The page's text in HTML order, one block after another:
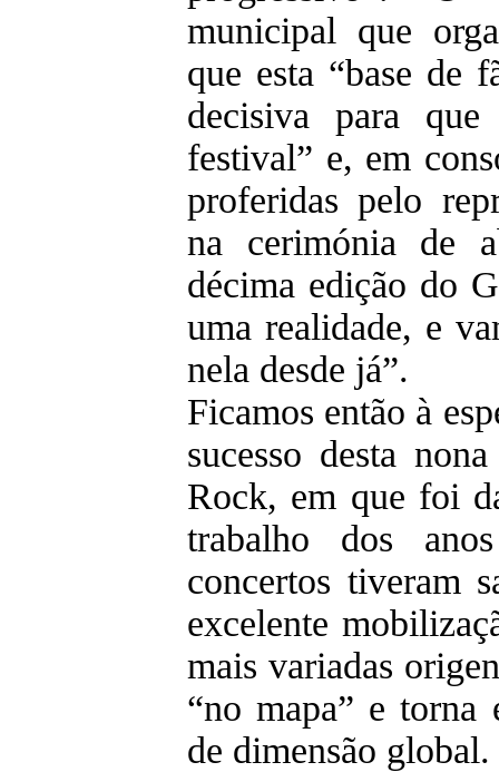
municipal que
que esta “base de
decisiva para que
festival” e, em
proferidas pelo
na cerimónia de
décima edição do
uma realidade, e
nela desde já”.
Ficamos então à
sucesso desta
Rock, em que foi
trabalho dos
concertos tiveram
excelente
mais variadas
“no mapa” e torna
de dimensão